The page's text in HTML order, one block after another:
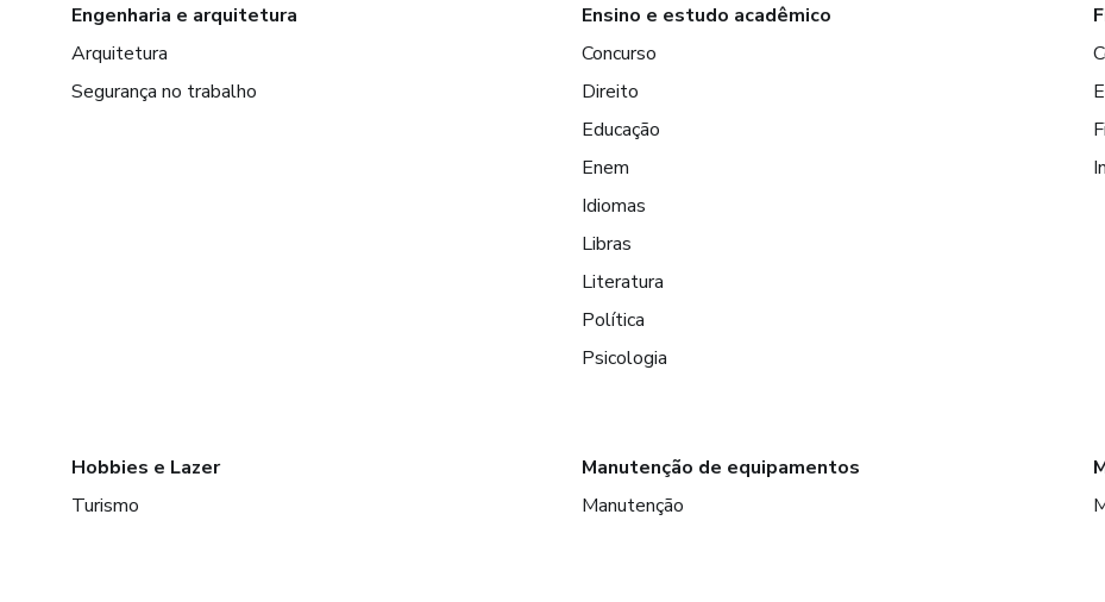
Engenharia e arquitetura
Arquitetura
Segurança no trabalho
Ensino e estudo acadêmico
Concurso
Direito
Educação
Enem
Idiomas
Libras
Literatura
Política
Psicologia
Hobbies e Lazer
Turismo
Manutenção de equipamentos
Manutenção